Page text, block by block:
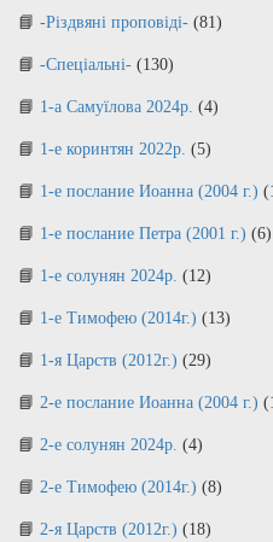
-Різдвяні проповіді- (81)
-Спеціальні- (130)
1-а Самуїлова 2024р. (4)
1-е коринтян 2022р. (5)
1-е послание Иоанна (2004 г.)
1-е послание Петра (2001 г.) (6)
1-е солунян 2024р. (12)
1-е Тимофею (2014г.) (13)
1-я Царств (2012г.) (29)
2-е послание Иоанна (2004 г.)
2-е солунян 2024р. (4)
2-е Тимофею (2014г.) (8)
2-я Царств (2012г.) (18)